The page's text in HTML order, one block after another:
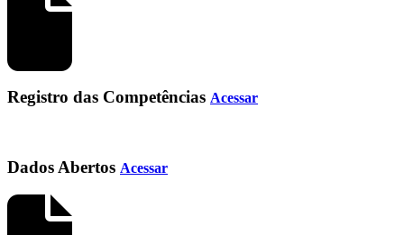
Registro das Competências Acessar
Dados Abertos Acessar